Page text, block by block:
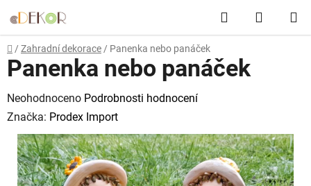
na
obsah
Hledat
KOŠÍK
Domů
/ Zahradní dekorace / Panenka nebo panáček
Panenka nebo panáček
Průměrné
hodnocení
produktu
0,0
Neohodnoceno Podrobnosti hodnocení
Značka: Prodex Import